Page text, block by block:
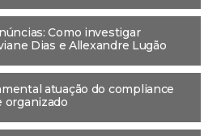
Como investigar
Dias e Allexandre Lugão
atuação do compliance
organizado